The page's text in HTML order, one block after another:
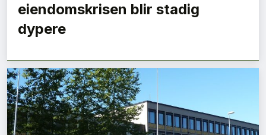
eiendomskrisen blir stadig
dypere